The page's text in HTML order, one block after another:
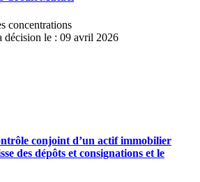
concentrations
décision le : 09 avril 2026
conjoint d’un actif immobilier
des dépôts et consignations et le